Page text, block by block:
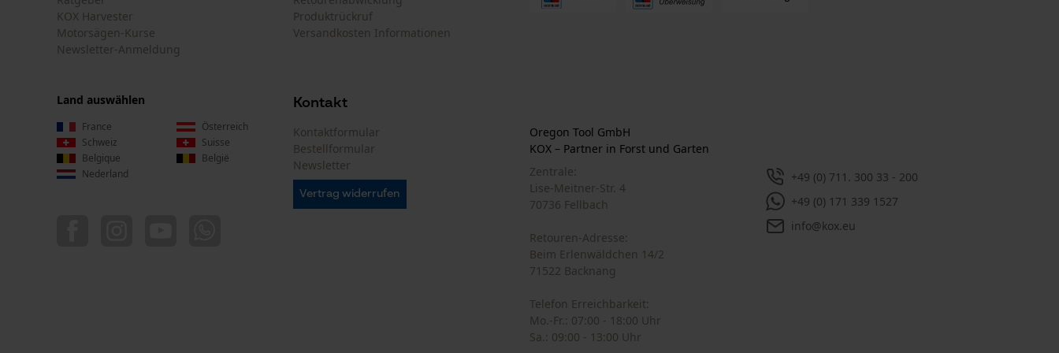
Akku-Kapazitätsanzeige
Nein
Akku/Batterie enthalten
Nein
Nutzung & Gebrauch
Informationen des Etiketts und Vorschriften des
Newsletter
Wenn Sie dem personenbezogenen Tracking einwilligen, können
wir Ihnen individuelle Angebote in unserem Newsletter bieten.
Ihre Daten werden nicht an Dritte weitergegeben. Sie können
die Einwilligung jederzeit mit einem Klick widerrufen, in jedem
Newsletter befindet sich hierzu ganz unten ein Link.
*** Einlösbar ab einem Warenwert von 100,- €
Loop54 Personalization
Kontaktaufnahme per Chat
Google Global Site Tag
Microsoft Advertising Universal Event